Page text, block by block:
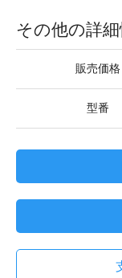
その他の詳細
販売価格
型番